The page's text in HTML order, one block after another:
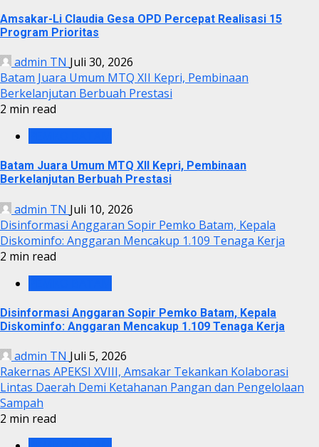
Amsakar-Li Claudia Gesa OPD Percepat Realisasi 15
Program Prioritas
admin TN Juli 30, 2026
Batam Juara Umum MTQ XII Kepri, Pembinaan
Berkelanjutan Berbuah Prestasi
2 min read
Batam Juara Umum MTQ XII Kepri, Pembinaan
Berkelanjutan Berbuah Prestasi
admin TN Juli 10, 2026
Disinformasi Anggaran Sopir Pemko Batam, Kepala
Diskominfo: Anggaran Mencakup 1.109 Tenaga Kerja
2 min read
Disinformasi Anggaran Sopir Pemko Batam, Kepala
Diskominfo: Anggaran Mencakup 1.109 Tenaga Kerja
admin TN Juli 5, 2026
Rakernas APEKSI XVIII, Amsakar Tekankan Kolaborasi
Lintas Daerah Demi Ketahanan Pangan dan Pengelolaan
Sampah
2 min read